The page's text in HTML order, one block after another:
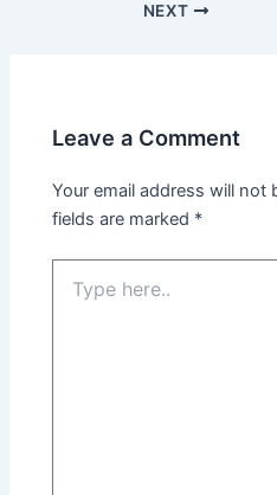
NEXT
Leave a Comment
Your email address will not
fields are marked *
here..